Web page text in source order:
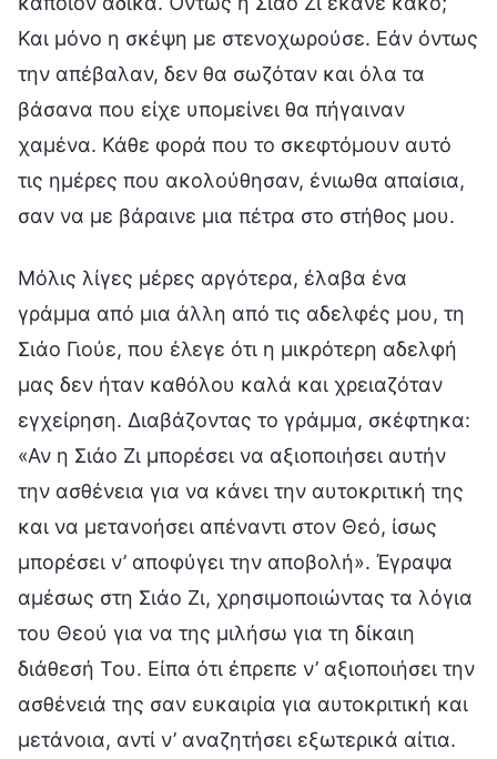
Και μόνο η σκέψη με στενοχωρούσε. Εάν όντως
την απέβαλαν, δεν θα σωζόταν και όλα τα
βάσανα που είχε υπομείνει θα πήγαιναν
χαμένα. Κάθε φορά που το σκεφτόμουν αυτό
τις ημέρες που ακολούθησαν, ένιωθα απαίσια,
σαν να με βάραινε μια πέτρα στο στήθος μου.
Μόλις λίγες μέρες αργότερα, έλαβα ένα
γράμμα από μια άλλη από τις αδελφές μου, τη
Σιάο Γιούε, που έλεγε ότι η μικρότερη αδελφή
μας δεν ήταν καθόλου καλά και χρειαζόταν
εγχείρηση. Διαβάζοντας το γράμμα, σκέφτηκα:
«Αν η Σιάο Ζι μπορέσει να αξιοποιήσει αυτήν
την ασθένεια για να κάνει την αυτοκριτική της
και να μετανοήσει απέναντι στον Θεό, ίσως
μπορέσει ν’ αποφύγει την αποβολή». Έγραψα
αμέσως στη Σιάο Ζι, χρησιμοποιώντας τα λόγια
του Θεού για να της μιλήσω για τη δίκαιη
διάθεσή Του. Είπα ότι έπρεπε ν’ αξιοποιήσει την
ασθένειά της σαν ευκαιρία για αυτοκριτική και
μετάνοια, αντί ν’ αναζητήσει εξωτερικά αίτια.